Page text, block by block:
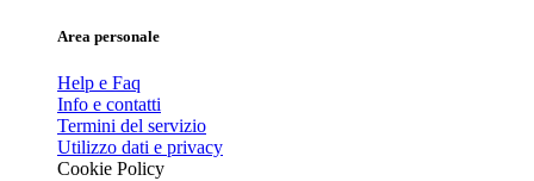
Area personale
Help e Faq
Info e contatti
Termini del servizio
Utilizzo dati e privacy
Cookie Policy